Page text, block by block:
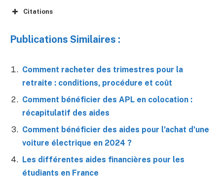
Citations
Publications Similaires :
Comment racheter des trimestres pour la
retraite : conditions, procédure et coût
Comment bénéficier des APL en colocation :
récapitulatif des aides
Comment bénéficier des aides pour l’achat d’une
voiture électrique en 2024 ?
Les différentes aides financières pour les
étudiants en France